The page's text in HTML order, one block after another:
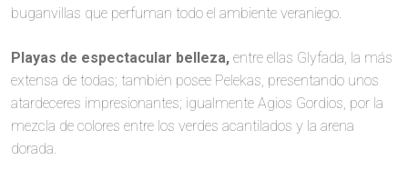
buganvillas que perfuman todo el ambiente veraniego.
Playas de espectacular belleza, entre ellas Glyfada, la más
extensa de todas; también posee Pelekas, presentando unos
atardeceres impresionantes; igualmente Agios Gordios, por la
mezcla de colores entre los verdes acantilados y la arena
dorada.